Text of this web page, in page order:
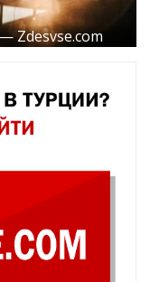
Zdesvse.com